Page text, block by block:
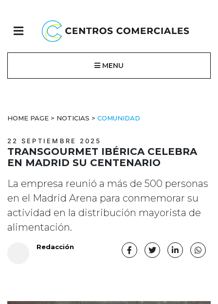
MENU
HOME PAGE > NOTICIAS > COMUNIDAD
22 SEPTIEMBRE 2025
TRANSGOURMET IBÉRICA CELEBRA
EN MADRID SU CENTENARIO
La empresa reunió a más de 500 personas
en el Madrid Arena para conmemorar su
actividad en la distribución mayorista de
alimentación.
Redacción